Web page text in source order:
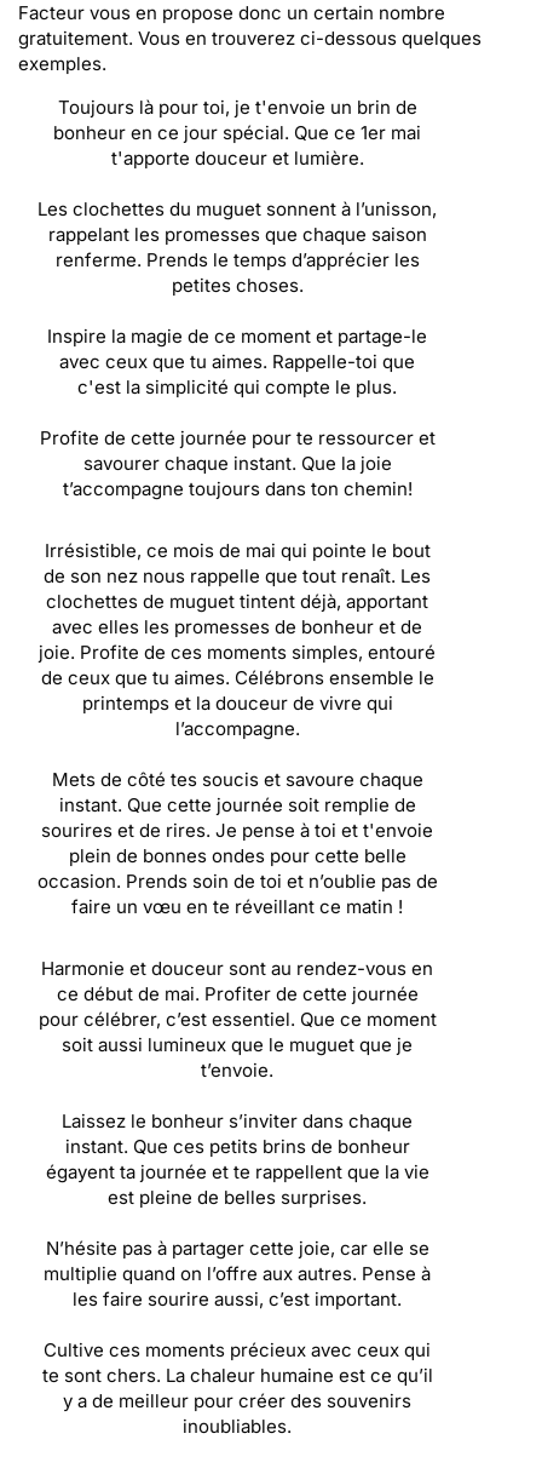
Facteur vous en propose donc un certain nombre
gratuitement. Vous en trouverez ci-dessous quelques
exemples.
Toujours là pour toi, je t'envoie un brin de
bonheur en ce jour spécial. Que ce 1er mai
t'apporte douceur et lumière.
Les clochettes du muguet sonnent à l’unisson,
rappelant les promesses que chaque saison
renferme. Prends le temps d’apprécier les
petites choses.
Inspire la magie de ce moment et partage-le
avec ceux que tu aimes. Rappelle-toi que
c'est la simplicité qui compte le plus.
Profite de cette journée pour te ressourcer et
savourer chaque instant. Que la joie
t’accompagne toujours dans ton chemin!
Irrésistible, ce mois de mai qui pointe le bout
de son nez nous rappelle que tout renaît. Les
clochettes de muguet tintent déjà, apportant
avec elles les promesses de bonheur et de
joie. Profite de ces moments simples, entouré
de ceux que tu aimes. Célébrons ensemble le
printemps et la douceur de vivre qui
l’accompagne.
Mets de côté tes soucis et savoure chaque
instant. Que cette journée soit remplie de
sourires et de rires. Je pense à toi et t'envoie
plein de bonnes ondes pour cette belle
occasion. Prends soin de toi et n’oublie pas de
faire un vœu en te réveillant ce matin !
Harmonie et douceur sont au rendez-vous en
ce début de mai. Profiter de cette journée
pour célébrer, c’est essentiel. Que ce moment
soit aussi lumineux que le muguet que je
t’envoie.
Laissez le bonheur s’inviter dans chaque
instant. Que ces petits brins de bonheur
égayent ta journée et te rappellent que la vie
est pleine de belles surprises.
N’hésite pas à partager cette joie, car elle se
multiplie quand on l’offre aux autres. Pense à
les faire sourire aussi, c’est important.
Cultive ces moments précieux avec ceux qui
te sont chers. La chaleur humaine est ce qu’il
y a de meilleur pour créer des souvenirs
inoubliables.